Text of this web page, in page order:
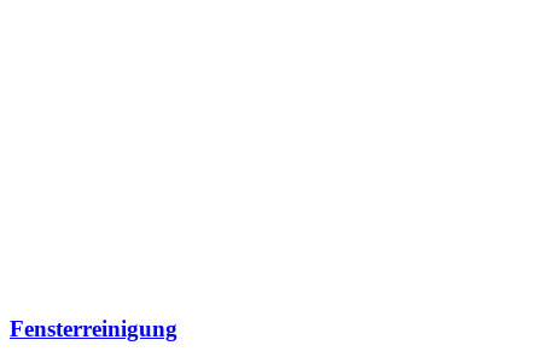
Fensterreinigung